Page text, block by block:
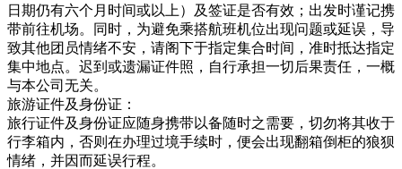
日期仍有六个月时间或以上）及签证是否有效；出发时谨记携
带前往机场。同时，为避免乘搭航班机位出现问题或延误，导
致其他团员情绪不安，请阁下于指定集合时间，准时抵达指定
集中地点。迟到或遗漏证件照，自行承担一切后果责任，一概
与本公司无关。
旅游证件及身份证：
旅行证件及身份证应随身携带以备随时之需要，切勿将其收于
行李箱内，否则在办理过境手续时，便会出现翻箱倒柜的狼狈
情绪，并因而延误行程。